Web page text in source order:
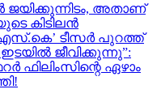
ജയിക്കുന്നിടം, അതാണ്
കിടിലൻ
ടീസർ പുറത്ത്
ജീവിക്കുന്നു”:
ഫിലിംസിന്റെ ഏഴാം